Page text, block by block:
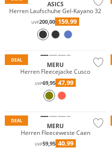
ASICS
Herren Laufschuhe Gel-Kayano 32
UVP200,00 159,99
DEAL
Große Größen
MERU
Herren Fleecejacke Cusco
UVP69,95 47,99
DEAL
MERU
Herren Fleeceweste Caen
UVP59,95 40,99